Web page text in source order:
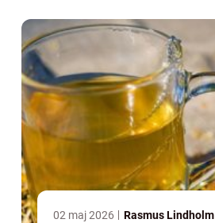
02 maj 2026 Rasmus Lindholm